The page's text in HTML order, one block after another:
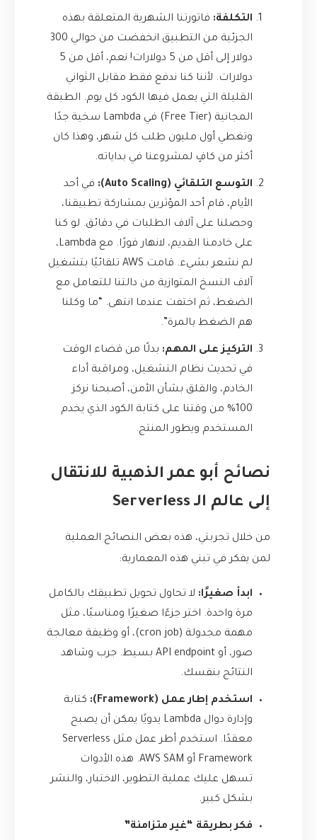
التكلفة: فاتورتنا الشهرية المتعلقة بهذه
الجزئية من التطبيق انخفضت من حوالي 300
دولار إلى أقل من 5 دولارات! نعم، أقل من 5
دولارات. لأننا كنا ندفع فقط مقابل الثواني
القليلة التي يعمل فيها الكود كل يوم. الطبقة
المجانية (Free Tier) في Lambda سخية جدًا
وتغطي أول مليون طلب كل شهر، وهذا كان
أكثر من كافٍ لمشروعنا في بداياته.
التوسع التلقائي (Auto Scaling):
في أحد
الأيام، قام أحد المؤثرين بمشاركة تطبيقنا،
وحصلنا على آلاف الطلبات في دقائق. لو كنا
على خادمنا القديم، لانهار فورًا. مع Lambda،
لم نشعر بشيء. قامت AWS تلقائيًا بتشغيل
آلاف النسخ المتوازية من دالتنا للتعامل مع
الضغط، ثم اختفت عندما انتهى. “ما وكلنا
هم الضغط بالمرة”.
التركيز على المهم: بدلًا من قضاء الوقت
في تحديث نظام التشغيل، ومراقبة أداء
الخادم، والقلق بشأن الأمن، أصبحنا نركز
100% من وقتنا على كتابة الكود الذي يخدم
المستخدم ويطور المنتج.
نصائح أبو عمر الذهبية للانتقال
إلى عالم الـ Serverless
من خلال تجربتي، هذه بعض النصائح العملية
لمن يفكر في تبني هذه المعمارية:
ابدأ صغيرًا: لا تحاول تحويل تطبيقك بالكامل
مرة واحدة. اختر جزءًا صغيرًا ومناسبًا، مثل
مهمة مجدولة (cron job)، أو وظيفة معالجة
صور، أو API endpoint بسيط. جرب وشاهد
النتائج بنفسك.
استخدم إطار عمل (Framework):
كتابة
وإدارة دوال Lambda يدويًا يمكن أن يصبح
معقدًا. استخدم أطر عمل مثل Serverless
Framework أو AWS SAM. هذه الأدوات
تسهل عليك عملية التطوير، الاختبار، والنشر
بشكل كبير.
فكر بطريقة “غير متزامنة”